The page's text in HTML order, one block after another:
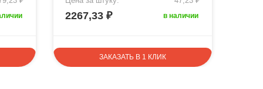
2267,33 ₽ в наличии
ЗАКАЗАТЬ В 1 КЛИК